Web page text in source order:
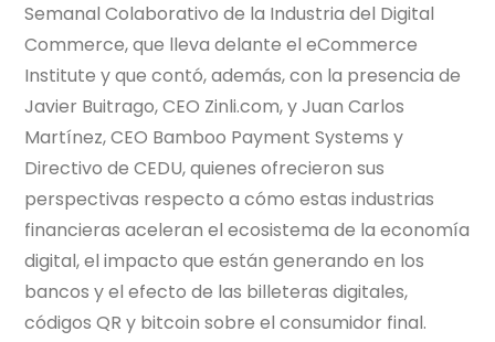
Semanal Colaborativo de la Industria del Digital
Commerce, que lleva delante el eCommerce
Institute y que contó, además, con la presencia de
Javier Buitrago, CEO Zinli.com, y Juan Carlos
Martínez, CEO Bamboo Payment Systems y
Directivo de CEDU, quienes ofrecieron sus
perspectivas respecto a cómo estas industrias
financieras aceleran el ecosistema de la economía
digital, el impacto que están generando en los
bancos y el efecto de las billeteras digitales,
códigos QR y bitcoin sobre el consumidor final.